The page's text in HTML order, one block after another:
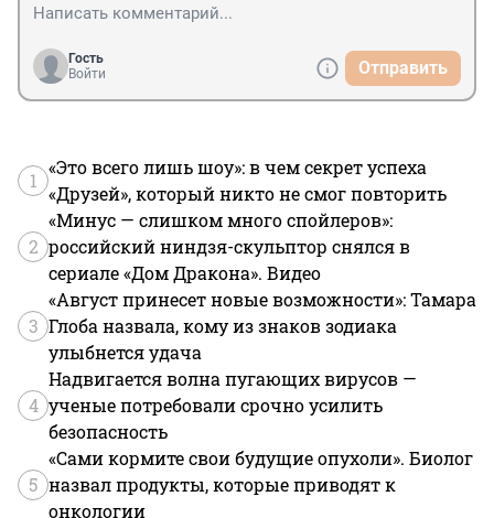
Гость
Войти
Отправить
1
«Это всего лишь шоу»: в чем секрет успеха
«Друзей», который никто не смог повторить
2
«Минус — слишком много спойлеров»:
российский ниндзя-скульптор снялся в
сериале «Дом Дракона». Видео
3
«Август принесет новые возможности»: Тамара
Глоба назвала, кому из знаков зодиака
улыбнется удача
4
Надвигается волна пугающих вирусов —
ученые потребовали срочно усилить
безопасность
5
«Сами кормите свои будущие опухоли». Биолог
назвал продукты, которые приводят к
онкологии